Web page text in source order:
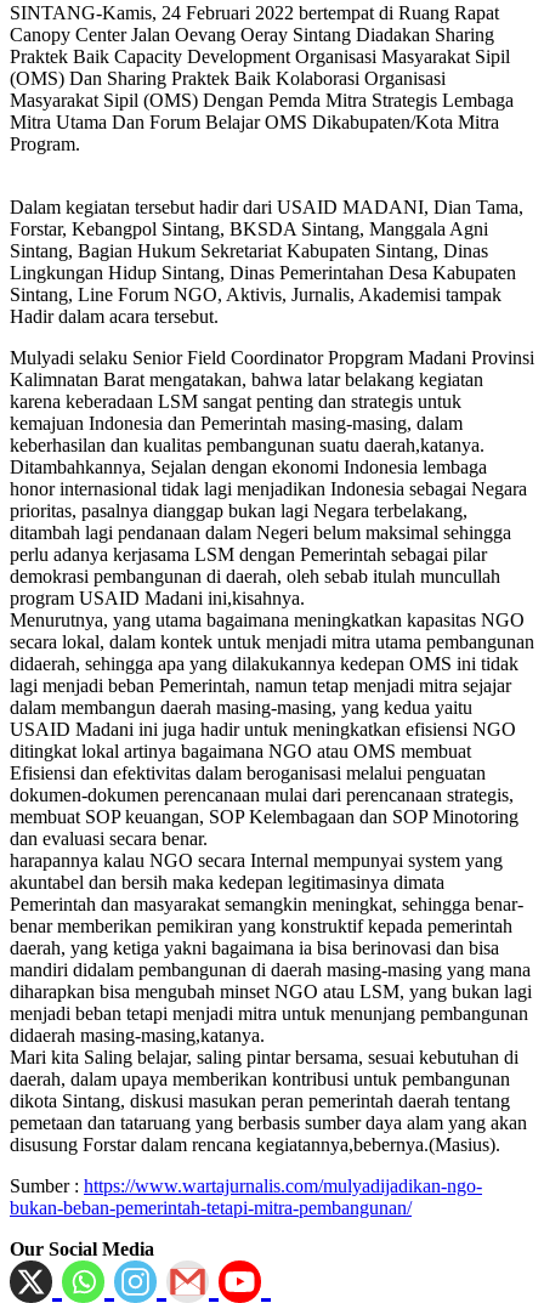
SINTANG-Kamis, 24 Februari 2022 bertempat di Ruang Rapat
Canopy Center Jalan Oevang Oeray Sintang Diadakan Sharing
Praktek Baik Capacity Development Organisasi Masyarakat Sipil
(OMS) Dan Sharing Praktek Baik Kolaborasi Organisasi
Masyarakat Sipil (OMS) Dengan Pemda Mitra Strategis Lembaga
Mitra Utama Dan Forum Belajar OMS Dikabupaten/Kota Mitra
Program.
Dalam kegiatan tersebut hadir dari USAID MADANI, Dian Tama,
Forstar, Kebangpol Sintang, BKSDA Sintang, Manggala Agni
Sintang, Bagian Hukum Sekretariat Kabupaten Sintang, Dinas
Lingkungan Hidup Sintang, Dinas Pemerintahan Desa Kabupaten
Sintang, Line Forum NGO, Aktivis, Jurnalis, Akademisi tampak
Hadir dalam acara tersebut.
Mulyadi selaku Senior Field Coordinator Propgram Madani Provinsi
Kalimnatan Barat mengatakan, bahwa latar belakang kegiatan
karena keberadaan LSM sangat penting dan strategis untuk
kemajuan Indonesia dan Pemerintah masing-masing, dalam
keberhasilan dan kualitas pembangunan suatu daerah,katanya.
Ditambahkannya, Sejalan dengan ekonomi Indonesia lembaga
honor internasional tidak lagi menjadikan Indonesia sebagai Negara
prioritas, pasalnya dianggap bukan lagi Negara terbelakang,
ditambah lagi pendanaan dalam Negeri belum maksimal sehingga
perlu adanya kerjasama LSM dengan Pemerintah sebagai pilar
demokrasi pembangunan di daerah, oleh sebab itulah muncullah
program USAID Madani ini,kisahnya.
Menurutnya, yang utama bagaimana meningkatkan kapasitas NGO
secara lokal, dalam kontek untuk menjadi mitra utama pembangunan
didaerah, sehingga apa yang dilakukannya kedepan OMS ini tidak
lagi menjadi beban Pemerintah, namun tetap menjadi mitra sejajar
dalam membangun daerah masing-masing, yang kedua yaitu
USAID Madani ini juga hadir untuk meningkatkan efisiensi NGO
ditingkat lokal artinya bagaimana NGO atau OMS membuat
Efisiensi dan efektivitas dalam beroganisasi melalui penguatan
dokumen-dokumen perencanaan mulai dari perencanaan strategis,
membuat SOP keuangan, SOP Kelembagaan dan SOP Minotoring
dan evaluasi secara benar.
harapannya kalau NGO secara Internal mempunyai system yang
akuntabel dan bersih maka kedepan legitimasinya dimata
Pemerintah dan masyarakat semangkin meningkat, sehingga benar-
benar memberikan pemikiran yang konstruktif kepada pemerintah
daerah, yang ketiga yakni bagaimana ia bisa berinovasi dan bisa
mandiri didalam pembangunan di daerah masing-masing yang mana
diharapkan bisa mengubah minset NGO atau LSM, yang bukan lagi
menjadi beban tetapi menjadi mitra untuk menunjang pembangunan
didaerah masing-masing,katanya.
Mari kita Saling belajar, saling pintar bersama, sesuai kebutuhan di
daerah, dalam upaya memberikan kontribusi untuk pembangunan
dikota Sintang, diskusi masukan peran pemerintah daerah tentang
pemetaan dan tataruang yang berbasis sumber daya alam yang akan
disusung Forstar dalam rencana kegiatannya,bebernya.(Masius).
Sumber : https://www.wartajurnalis.com/mulyadijadikan-ngo-
bukan-beban-pemerintah-tetapi-mitra-pembangunan/
Our Social Media